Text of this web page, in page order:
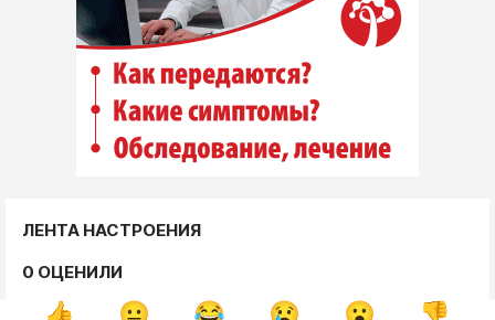
ЛЕНТА НАСТРОЕНИЯ
0 ОЦЕНИЛИ